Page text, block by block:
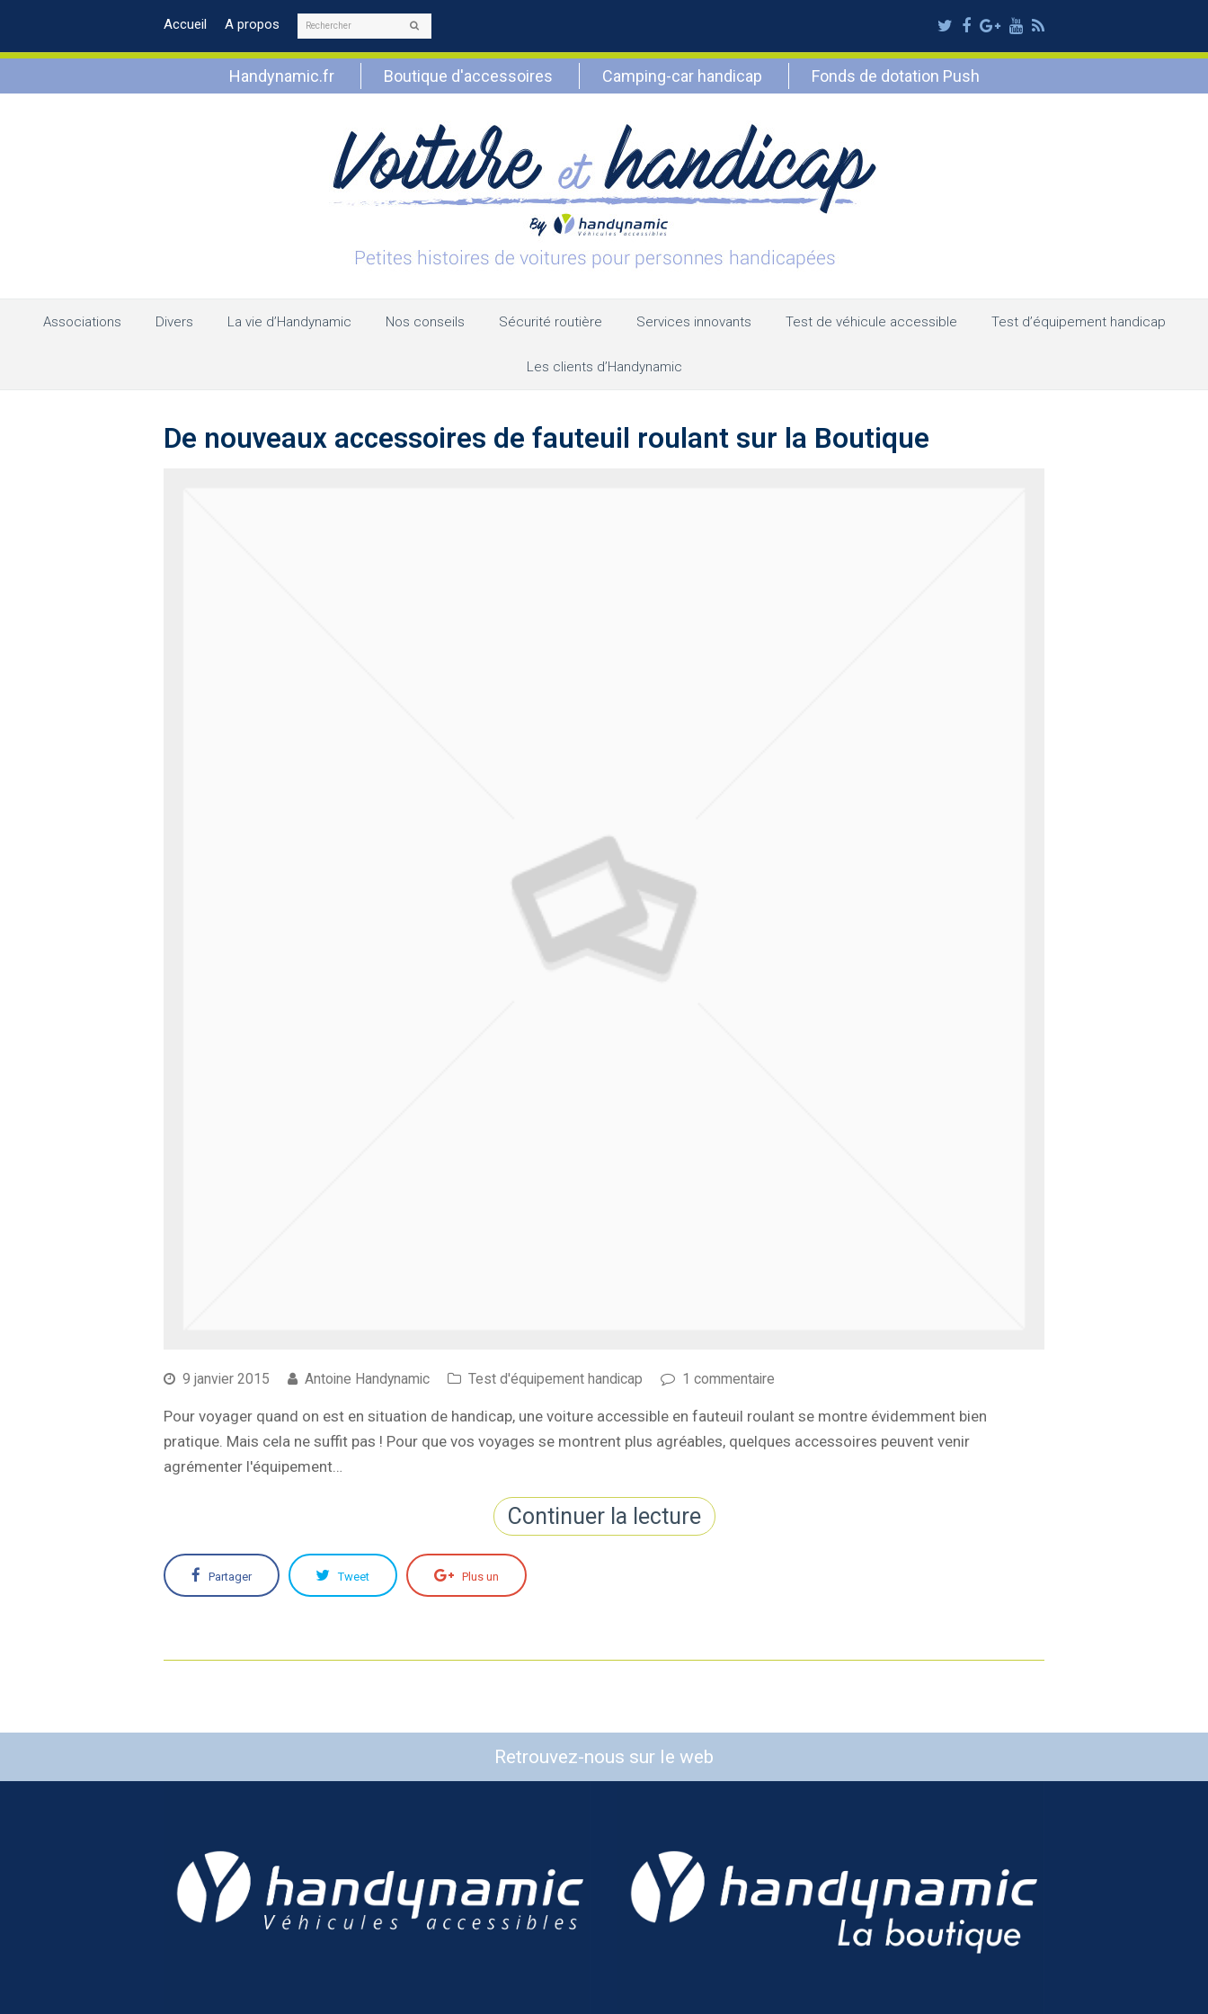
Accueil A propos Rechercher Twitter
Facebook
Google
Plus
Youtube
RSS
Handynamic.fr Boutique d'accessoires Camping-car handicap Fonds de dotation Push
Associations Divers La vie d’Handynamic Nos conseils Sécurité routière Services innovants Test de véhicule accessible Test d’équipement handicap
Les clients d’Handynamic
De nouveaux accessoires de fauteuil roulant sur la Boutique
9 janvier 2015 Antoine Handynamic Test d'équipement handicap 1 commentaire
Pour voyager quand on est en situation de handicap, une voiture accessible en fauteuil roulant se montre évidemment bien
pratique. Mais cela ne suffit pas ! Pour que vos voyages se montrent plus agréables, quelques accessoires peuvent venir
agrémenter l'équipement…
Continuer la lecture
Partager Tweet Plus un
Retrouvez-nous sur le web